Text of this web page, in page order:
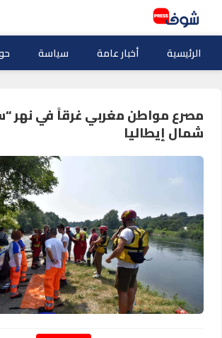
الرئيسية أخبار عامة سياسة
مصرع مواطن مغربي غرقاً في نهر
شمال إيطاليا